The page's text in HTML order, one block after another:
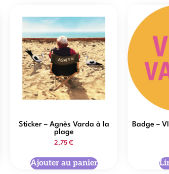
Sticker – Agnès Varda à la
plage
2,75 €
Ajouter au panier
Badge –